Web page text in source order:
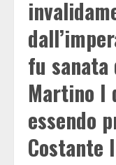
fu
Martino I
essendo
Costante